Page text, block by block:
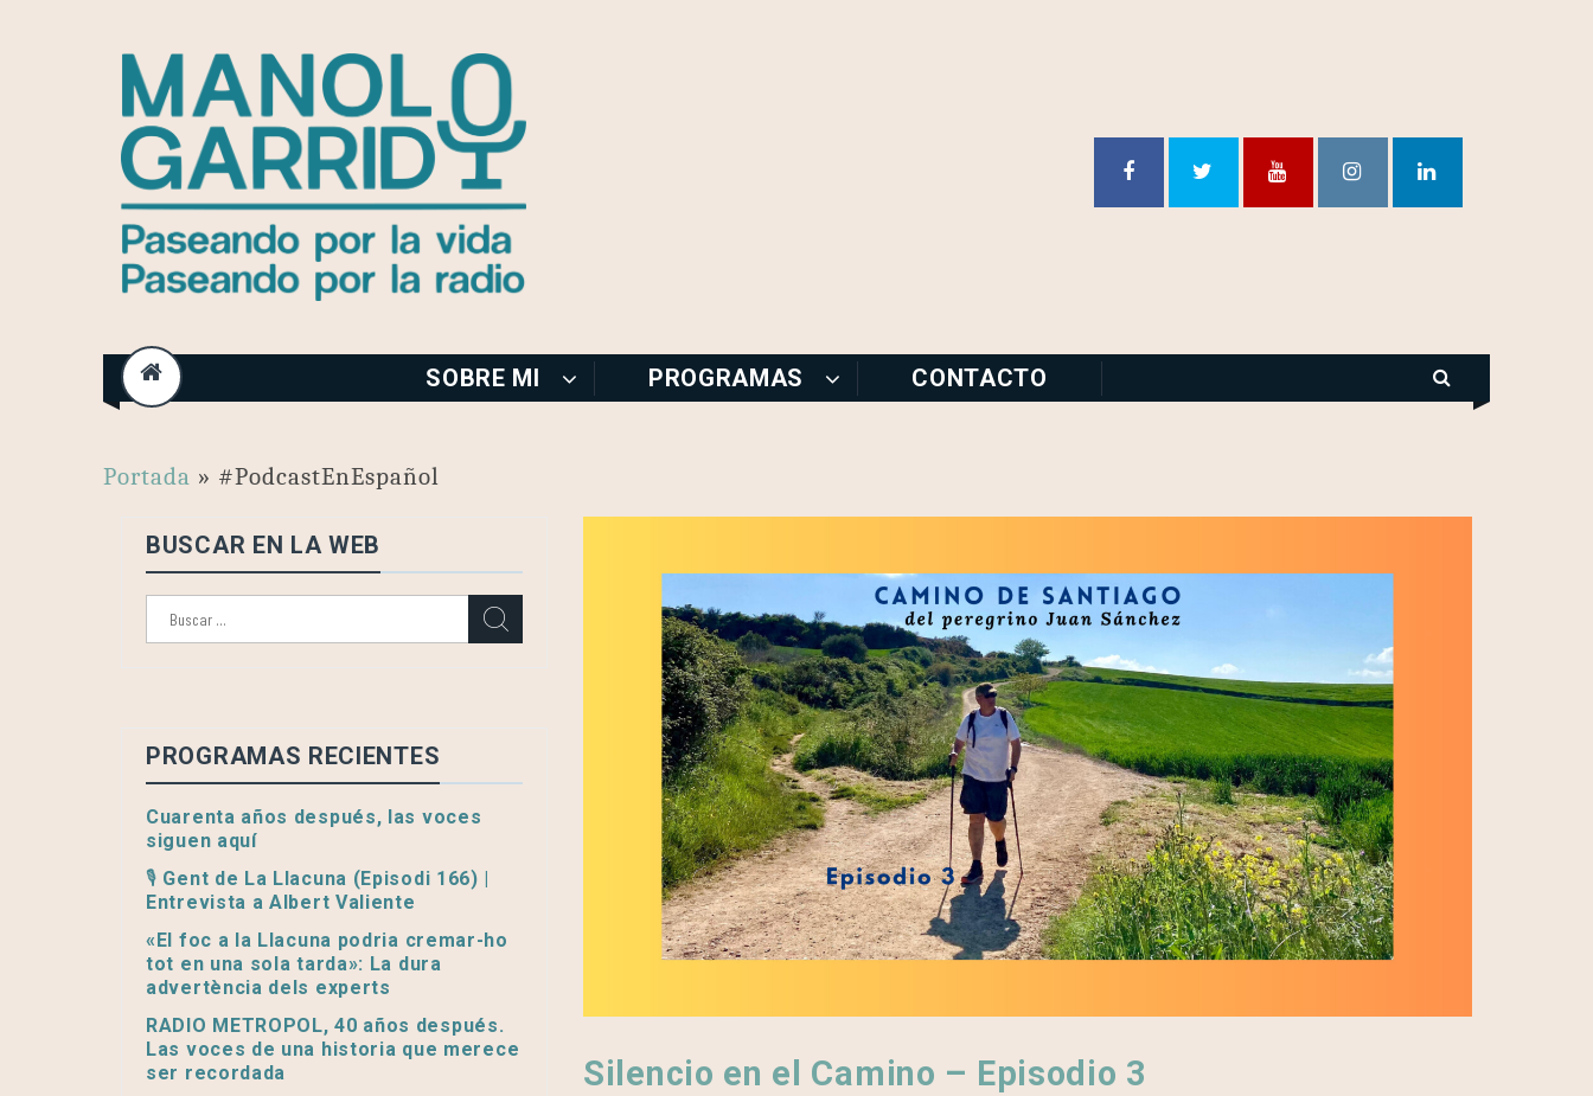
content
SOBRE MI PROGRAMAS CONTACTO
Portada » #PodcastEnEspañol
Silencio en el Camino – Episodio 3
BUSCAR EN LA WEB
PROGRAMAS RECIENTES
Cuarenta años después, las voces
siguen aquí
🎙️ Gent de La Llacuna (Episodi 166) |
Entrevista a Albert Valiente
«El foc a la Llacuna podria cremar-ho
tot en una sola tarda»: La dura
advertència dels experts
RADIO METROPOL, 40 años después.
Las voces de una historia que merece
ser recordada